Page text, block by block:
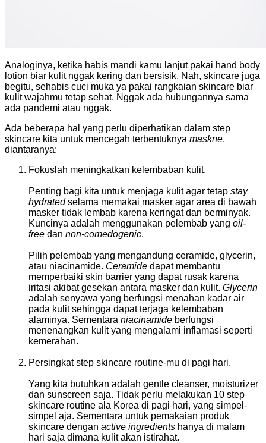
Analoginya, ketika habis mandi kamu lanjut pakai hand body
lotion biar kulit nggak kering dan bersisik. Nah, skincare juga
begitu, sehabis cuci muka ya pakai rangkaian skincare biar
kulit wajahmu tetap sehat. Nggak ada hubungannya sama
ada pandemi atau nggak.
Ada beberapa hal yang perlu diperhatikan dalam step
skincare kita untuk mencegah terbentuknya maskne,
diantaranya:
Fokuslah meningkatkan kelembaban kulit.
Penting bagi kita untuk menjaga kulit agar tetap stay
hydratedselama memakai masker agar area di bawah
masker tidak lembab karena keringat dan berminyak.
Kuncinya adalah menggunakan pelembab yang oil-
free dan non-comedogenic.
Pilih pelembab yang mengandung ceramide, glycerin,
atau niacinamide. Ceramide dapat membantu
memperbaiki skin barrier yang dapat rusak karena
iritasi akibat gesekan antara masker dan kulit. Glycerin
adalah senyawa yang berfungsi menahan kadar air
pada kulit sehingga dapat terjaga kelembaban
alaminya. Sementara niacinamide berfungsi
menenangkan kulit yang mengalami inflamasi seperti
kemerahan.
Persingkat step skincare routine-mu di pagi hari.
Yang kita butuhkan adalah gentle cleanser, moisturizer
dan sunscreen saja. Tidak perlu melakukan 10 step
skincare routine ala Korea di pagi hari, yang simpel-
simpel aja. Sementara untuk pemakaian produk
skincare dengan active ingredients hanya di malam
hari saja dimana kulit akan istirahat.